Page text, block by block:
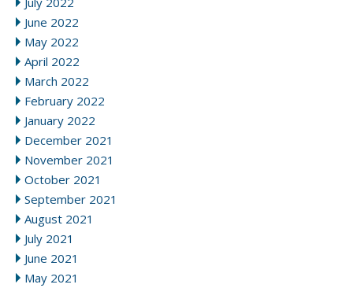
June 2022
May 2022
April 2022
March 2022
February 2022
January 2022
December 2021
November 2021
October 2021
September 2021
August 2021
July 2021
June 2021
May 2021